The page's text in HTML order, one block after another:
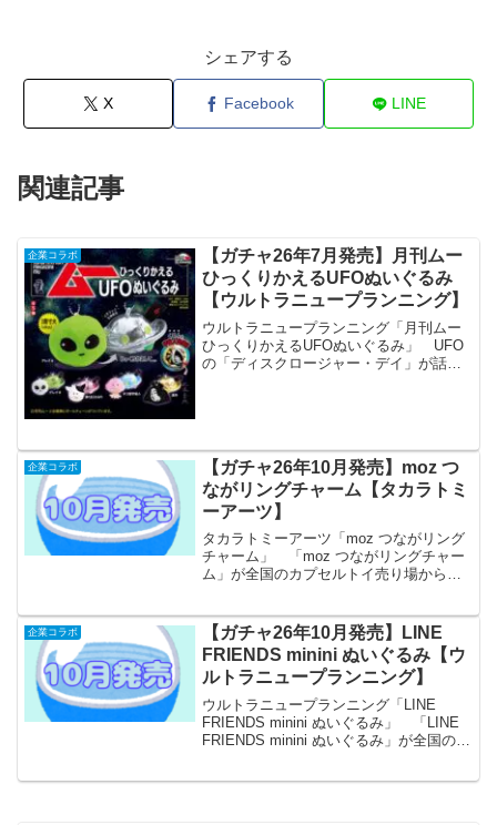
シェアする
X Facebook LINE
関連記事
企業コラボ
【ガチャ26年7月発売】月刊ムー
ひっくりかえるUFOぬいぐるみ
【ウルトラニュープランニング】
ウルトラニュープランニング「月刊ムー
ひっくりかえるUFOぬいぐるみ」 UFO
の「ディスクロージャー・デイ」が話題
企業コラボ
【ガチャ26年10月発売】moz つ
ながリングチャーム【タカラトミ
ーアーツ】
タカラトミーアーツ「moz つながリング
チャーム」 「moz つながリングチャー
ム」が全国のカプセルトイ売り場から発
ャームになって登場します。 商品
名 moz ...
企業コラボ
【ガチャ26年10月発売】LINE
FRIENDS minini ぬいぐるみ【ウ
ルトラニュープランニング】
ウルトラニュープランニング「LINE
FRIENDS minini ぬいぐるみ」 「LINE
FRIENDS minini ぬいぐるみ」が全国のカ